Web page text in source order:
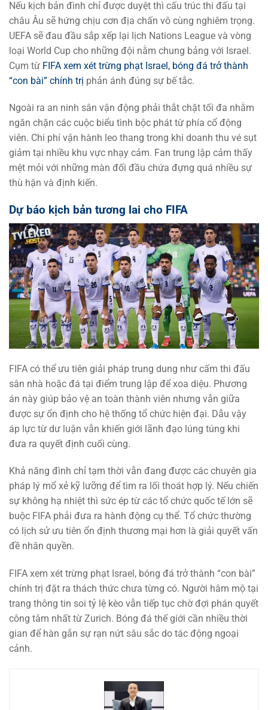
Nếu kịch bản đình chỉ được duyệt thì cấu trúc thi đấu tại
châu Âu sẽ hứng chịu cơn địa chấn vô cùng nghiêm trọng.
UEFA sẽ đau đầu sắp xếp lại lịch Nations League và vòng
loại World Cup cho những đội nằm chung bảng với Israel.
Cụm từ FIFA xem xét trừng phạt Israel, bóng đá trở thành
“con bài” chính trị phản ánh đúng sự bế tắc.
Ngoài ra an ninh sân vận động phải thắt chặt tối đa nhằm
ngăn chặn các cuộc biểu tình bộc phát từ phía cổ động
viên. Chi phí vận hành leo thang trong khi doanh thu vé sụt
giảm tại nhiều khu vực nhạy cảm. Fan trung lập cảm thấy
mệt mỏi với những màn đối đầu chứa đựng quá nhiều sự
thù hận và định kiến.
Dự báo kịch bản tương lai cho FIFA
FIFA có thể ưu tiên giải pháp trung dung như cấm thi đấu
sân nhà hoặc đá tại điểm trung lập để xoa diệu. Phương
án này giúp bảo vệ an toàn thành viên nhưng vẫn giữa
được sự ổn định cho hệ thống tổ chức hiện đại. Dẫu vậy
áp lực từ dư luận vẫn khiến giới lãnh đạo lúng túng khi
đưa ra quyết định cuối cùng.
Khả năng đình chỉ tạm thời vẫn đang được các chuyên gia
pháp lý mổ xẻ kỹ lưỡng để tìm ra lối thoát hợp lý. Nếu chiến
sự không hạ nhiệt thì sức ép từ các tổ chức quốc tế lớn sẽ
buộc FIFA phải đưa ra hành động cụ thể. Tổ chức thường
có lịch sử ưu tiên ổn định thương mại hơn là giải quyết vấn
đề nhân quyền.
FIFA xem xét trừng phạt Israel, bóng đá trở thành “con bài”
chính trị đặt ra thách thức chưa từng có. Người hâm mộ tại
trang thông tin soi tỷ lệ kèo vẫn tiếp tục chờ đợi phán quyết
công tâm nhất từ Zurich. Bóng đá thế giới cần nhiều thời
gian để hàn gắn sự rạn nứt sâu sắc do tác động ngoại
cảnh.